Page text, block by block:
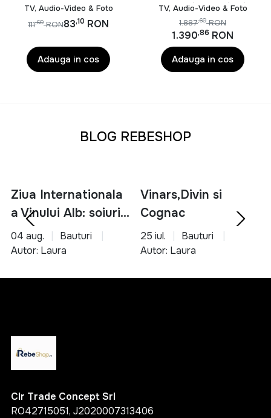
Negru
TV, Audio-Video & Foto
83,10 RON
111,60 RON
Adauga in cos
BT 5.3, tip baterie Li-
ion 2400mAh, voltaj
baterie 12V, putere
RMS 200W, format
audio suportat
MP3/WMA, timp de
impendanta 4 ohm,
TV, Audio-Video & Foto
1.390,86 RON
1.887,60 RON
Adauga in cos
BLOG REBESHOP
Ziua Internationala
a Vinului Alb: soiuri,
servire si asocieri
culinare
04 aug.
Bauturi
Autor: Laura
Vinars,Divin si
Cognac
25 iul.
Bauturi
Autor: Laura
Clr Trade Concept Srl
RO42715051, J2020007313406